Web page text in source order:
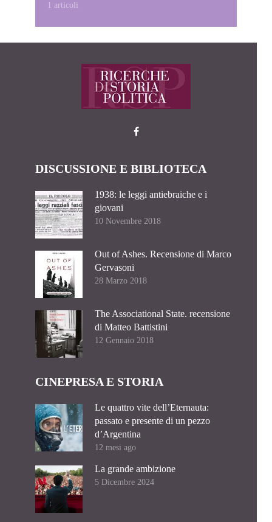
1 articoli
DISCUSSIONE E BIBLIOTECA
1938: le leggi antiebraiche e i
giovani
10 Novembre 2018
Out of Ashes. Recensione di Marco
Gervasoni
28 Marzo 2018
The Associational State. recensione
di Matteo Battistini
12 Gennaio 2018
CINEPRESA E STORIA
Le quattro vite dell’Eternauta:
passato e presente di un pezzo
d’Argentina
12 mesi ago
La grande ambizione
5 Dicembre 2024